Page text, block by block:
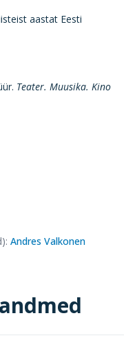
aastat Eesti
Teater. Muusika. Kino
: Andres Valkonen